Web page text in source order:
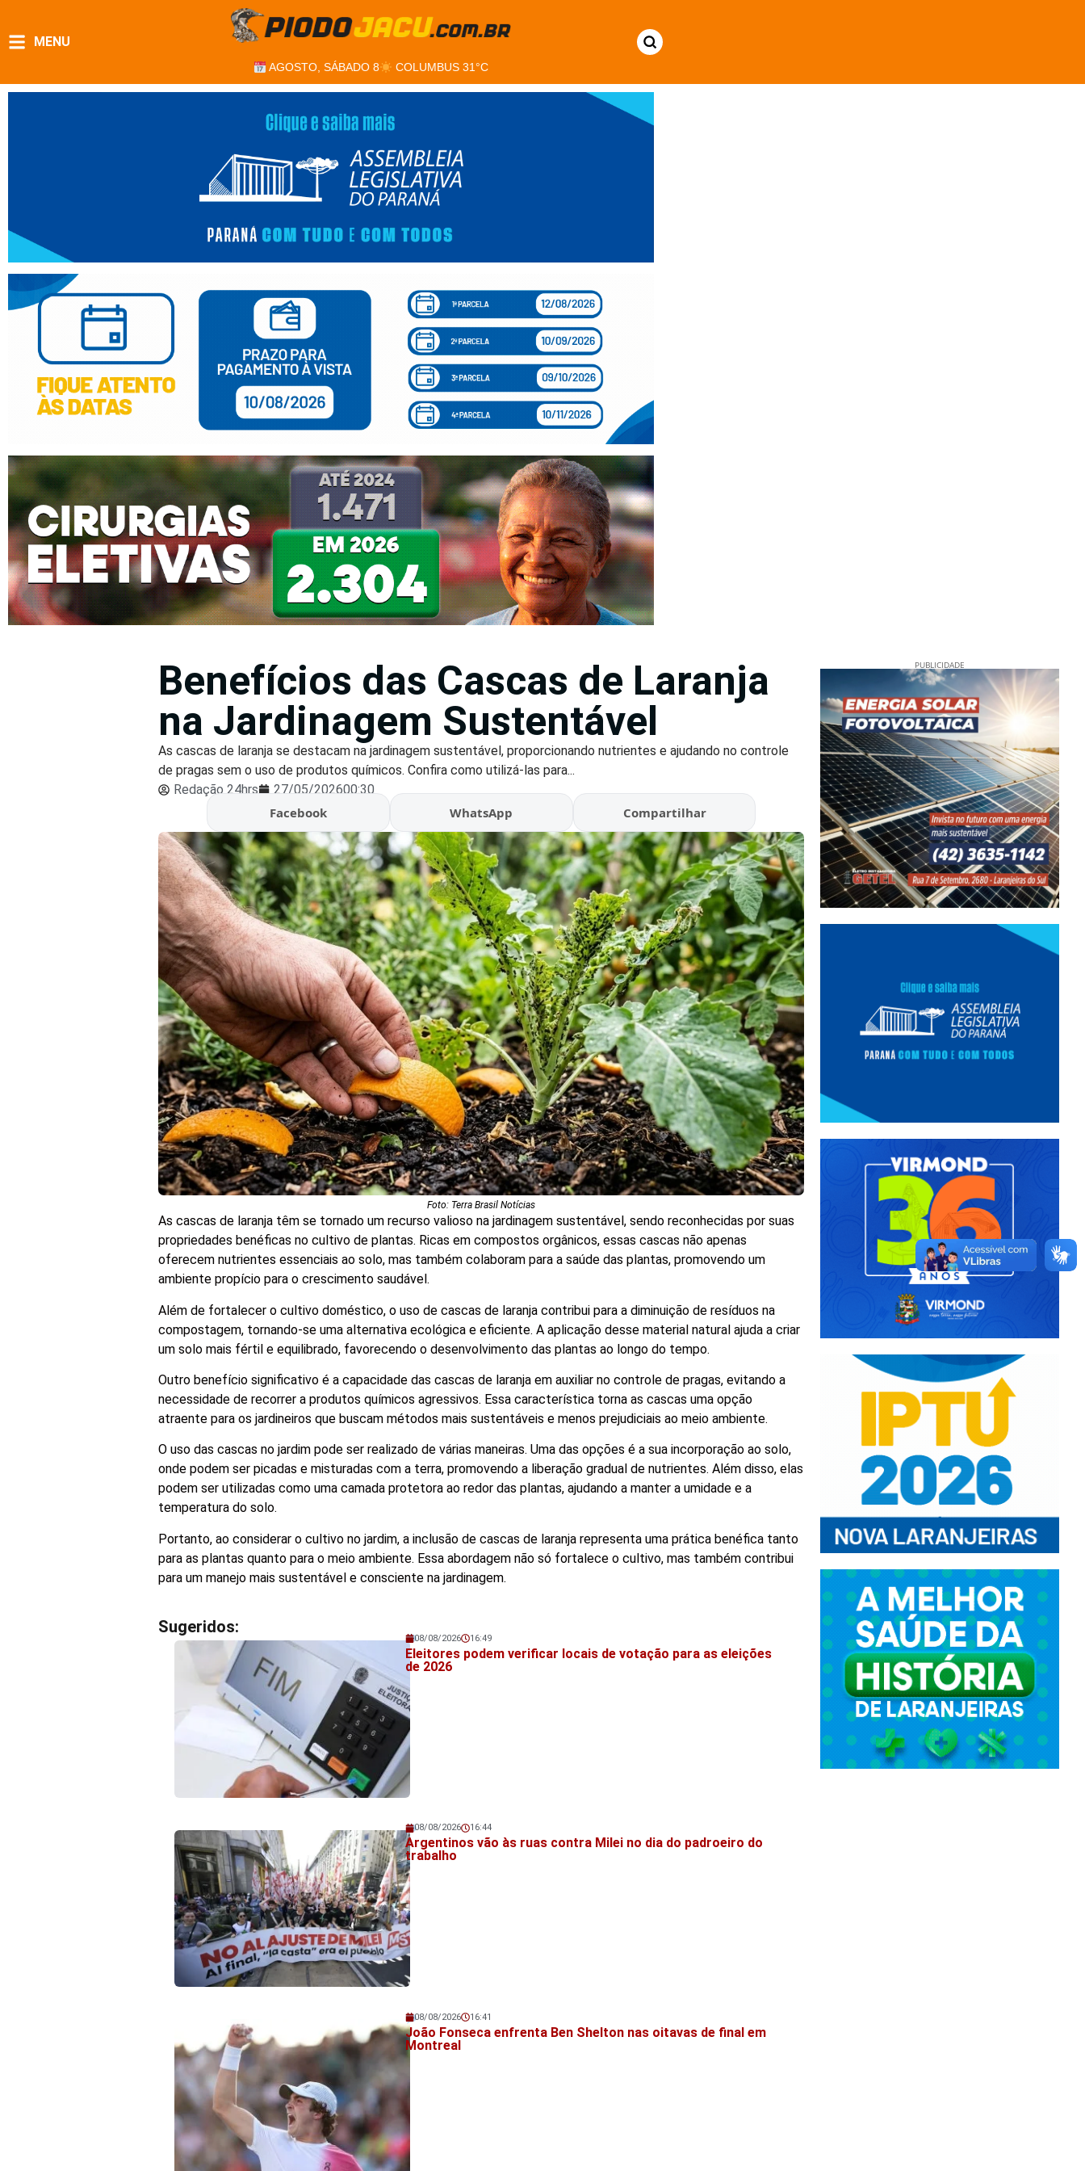
MENU
AGOSTO, SÁBADO 8 COLUMBUS 31°C
Benefícios das Cascas de Laranja
na Jardinagem Sustentável
As cascas de laranja se destacam na jardinagem sustentável, proporcionando nutrientes e ajudando no controle
de pragas sem o uso de produtos químicos. Confira como utilizá-las para...
Redação 24hrs
27/05/202600:30
Facebook WhatsApp Compartilhar
Foto: Terra Brasil Notícias
As cascas de laranja têm se tornado um recurso valioso na jardinagem sustentável, sendo reconhecidas por suas
propriedades benéficas no cultivo de plantas. Ricas em compostos orgânicos, essas cascas não apenas
oferecem nutrientes essenciais ao solo, mas também colaboram para a saúde das plantas, promovendo um
ambiente propício para o crescimento saudável.
Além de fortalecer o cultivo doméstico, o uso de cascas de laranja contribui para a diminuição de resíduos na
compostagem, tornando-se uma alternativa ecológica e eficiente. A aplicação desse material natural ajuda a criar
um solo mais fértil e equilibrado, favorecendo o desenvolvimento das plantas ao longo do tempo.
Outro benefício significativo é a capacidade das cascas de laranja em auxiliar no controle de pragas, evitando a
necessidade de recorrer a produtos químicos agressivos. Essa característica torna as cascas uma opção
atraente para os jardineiros que buscam métodos mais sustentáveis e menos prejudiciais ao meio ambiente.
O uso das cascas no jardim pode ser realizado de várias maneiras. Uma das opções é a sua incorporação ao solo,
onde podem ser picadas e misturadas com a terra, promovendo a liberação gradual de nutrientes. Além disso, elas
podem ser utilizadas como uma camada protetora ao redor das plantas, ajudando a manter a umidade e a
temperatura do solo.
Portanto, ao considerar o cultivo no jardim, a inclusão de cascas de laranja representa uma prática benéfica tanto
para as plantas quanto para o meio ambiente. Essa abordagem não só fortalece o cultivo, mas também contribui
para um manejo mais sustentável e consciente na jardinagem.
Sugeridos:
Veja também!
08/08/2026 16:49
Eleitores podem verificar locais de votação para as eleições
de 2026
Veja também!
08/08/2026 16:44
Argentinos vão às ruas contra Milei no dia do padroeiro do
trabalho
Veja também!
08/08/2026 16:41
João Fonseca enfrenta Ben Shelton nas oitavas de final em
Montreal
PUBLICIDADE